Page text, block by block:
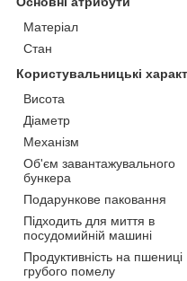
Матеріал
Стан
Користувальницькі
Висота
Діаметр
Механізм
Об'єм завантажувального
бункера
Подарункове паковання
Підходить для миття в
посудомийній машині
Продуктивність на пшениці
грубого помелу